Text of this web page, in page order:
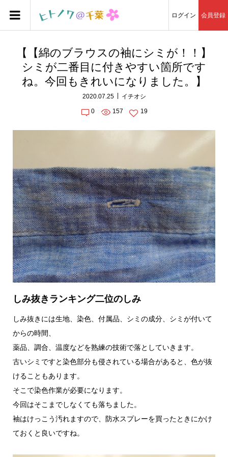
ログイン 会員登録
【【綿のブラウスの袖にシミが！！】
シミが二番目に付きやすい箇所です
ね。今回もきれいになりました。】
2020.07.25 イチオシ
0 157 19
しみ抜きランキング二位のしみ
しみ抜きには生地、染色、付属品、シミの成分、シミが付いて
からの時間、
薬品、調合、温度などを熟練の技術で落としていきます。
古いシミですと染色部分も侵されている場合があると、色が抜
けることもあります。
そこで染色作業が必要になります。
今回はそこまでしなくても落ちました。
袖はけっこう汚れますので、防水スプレーを買ったときにかけ
ておくと良いですね。